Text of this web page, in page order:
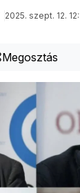
2025. szept. 12.
Megosztás